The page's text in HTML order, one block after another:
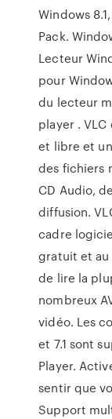
Windows
Pack.
Lecteur
pour
du lecteur
player .
et libre et
des fichiers
CD Audio,
diffusion.
cadre
gratuit et
de lire la
nombreux
vidéo. Les
et 7.1 sont
Player.
sentir que
Support